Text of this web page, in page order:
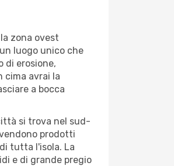
zona ovest
luogo unico che
di erosione,
cima avrai la
a bocca
si trova nel sud-
prodotti
tutta l'isola. La
e di grande pregio